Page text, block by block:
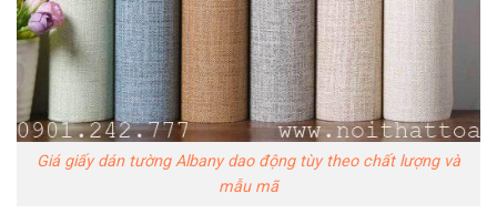
Giá giấy dán tường Albany dao động tùy theo chất lượng và
mẫu mã